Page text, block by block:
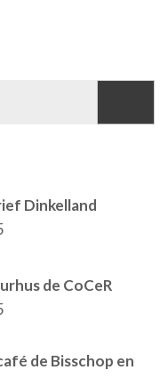
Dinkelland
de CoCeR
de Bisschop en